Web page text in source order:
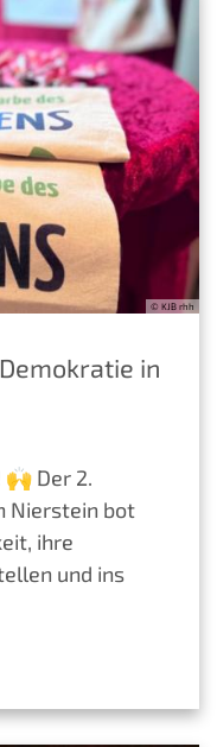
© KJB rhh
in
🙌 Der 2.
Nierstein bot
ihre
und ins